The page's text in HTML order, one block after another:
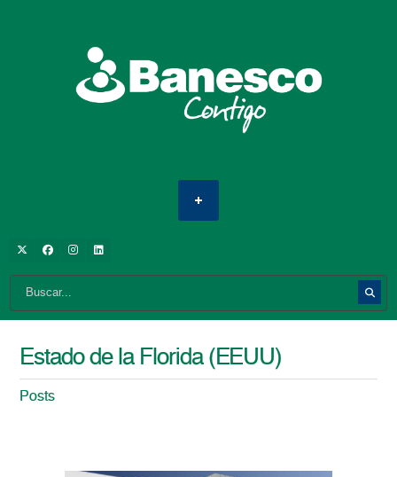
Estado de la Florida (EEUU)
Posts